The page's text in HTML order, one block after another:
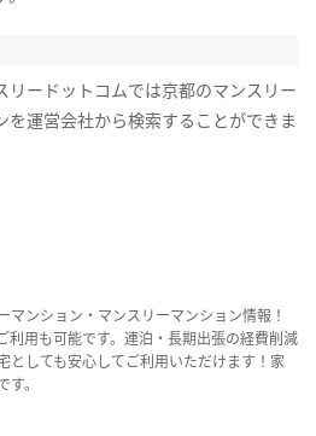
リードットコムでは京都のマンスリー
を運営会社から検索することができま
ンション・マンスリーマンション情報！
利用も可能です。連泊・長期出張の経費削減
としても安心してご利用いただけます！家
。